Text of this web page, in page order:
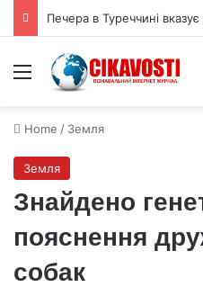
Menu
Home / Земля
Земля
Знайдено
пояснення
собак